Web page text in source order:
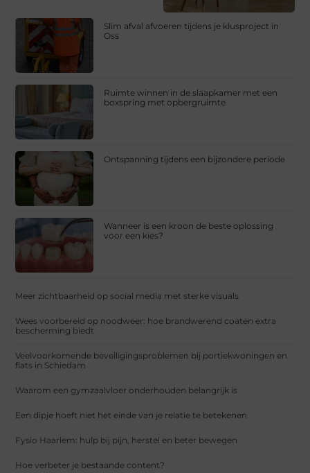
Slim afval afvoeren tijdens je klusproject in
Oss
Ruimte winnen in de slaapkamer met een
boxspring met opbergruimte
Ontspanning tijdens een bijzondere periode
Wanneer is een kroon de beste oplossing
voor een kies?
Meer zichtbaarheid op social media met sterke visuals
Wees voorbereid op noodweer: hoe brandwerend coaten extra
bescherming biedt
Veelvoorkomende beveiligingsproblemen bij portiekwoningen en
flats in Schiedam
Waarom een gymzaalvloer onderhouden belangrijk is
Een dipje hoeft niet het einde van je relatie te betekenen
Fysio Haarlem: hulp bij pijn, herstel en beter bewegen
Hoe verbeter je bestaande content?